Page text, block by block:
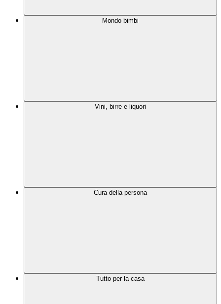
Mondo bimbi
Vini, birre e liquori
Cura della persona
Tutto per la casa